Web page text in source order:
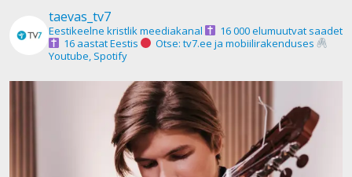
taevas_tv7
Eestikeelne kristlik meediakanal
16 000 elumuutvat saadet
16 aastat Eestis
Otse: tv7.ee ja mobiilirakenduses
Youtube, Spotify